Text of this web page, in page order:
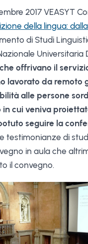
2017 VEASYT
della lingua:
di Studi
Universitaria
offrivano il
lavorato da remoto
alle persone
in cui veniva
seguire la
testimonianze di
in aula che
il convegno.